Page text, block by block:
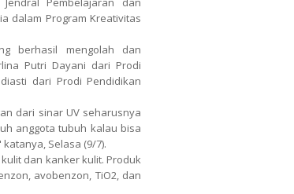
dalam Program Kreativitas
berhasil mengolah dan
Putri Dayani dari Prodi
dari Prodi Pendidikan
dari sinar UV seharusnya
anggota tubuh kalau bisa
Selasa (9/7).
dan kanker kulit. Produk
avobenzon, TiO2, dan